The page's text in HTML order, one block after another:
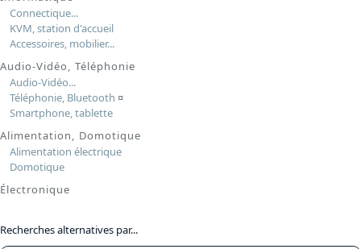
Connectique...
KVM, station d'accueil
Accessoires, mobilier...
Audio-Vidéo, Téléphonie
Audio-Vidéo...
Téléphonie, Bluetooth ¤
Smartphone, tablette
Alimentation, Domotique
Alimentation électrique
Domotique
Électronique
Recherches alternatives par...